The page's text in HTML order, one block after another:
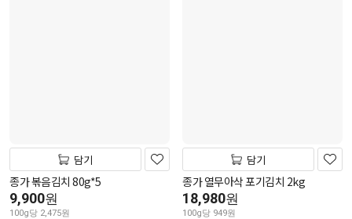
담기
종가 볶음김치 80g*5
9,900원
100g당 2,475원
담기
종가 열무아삭 포기김치 2kg
18,980원
100g당 949원